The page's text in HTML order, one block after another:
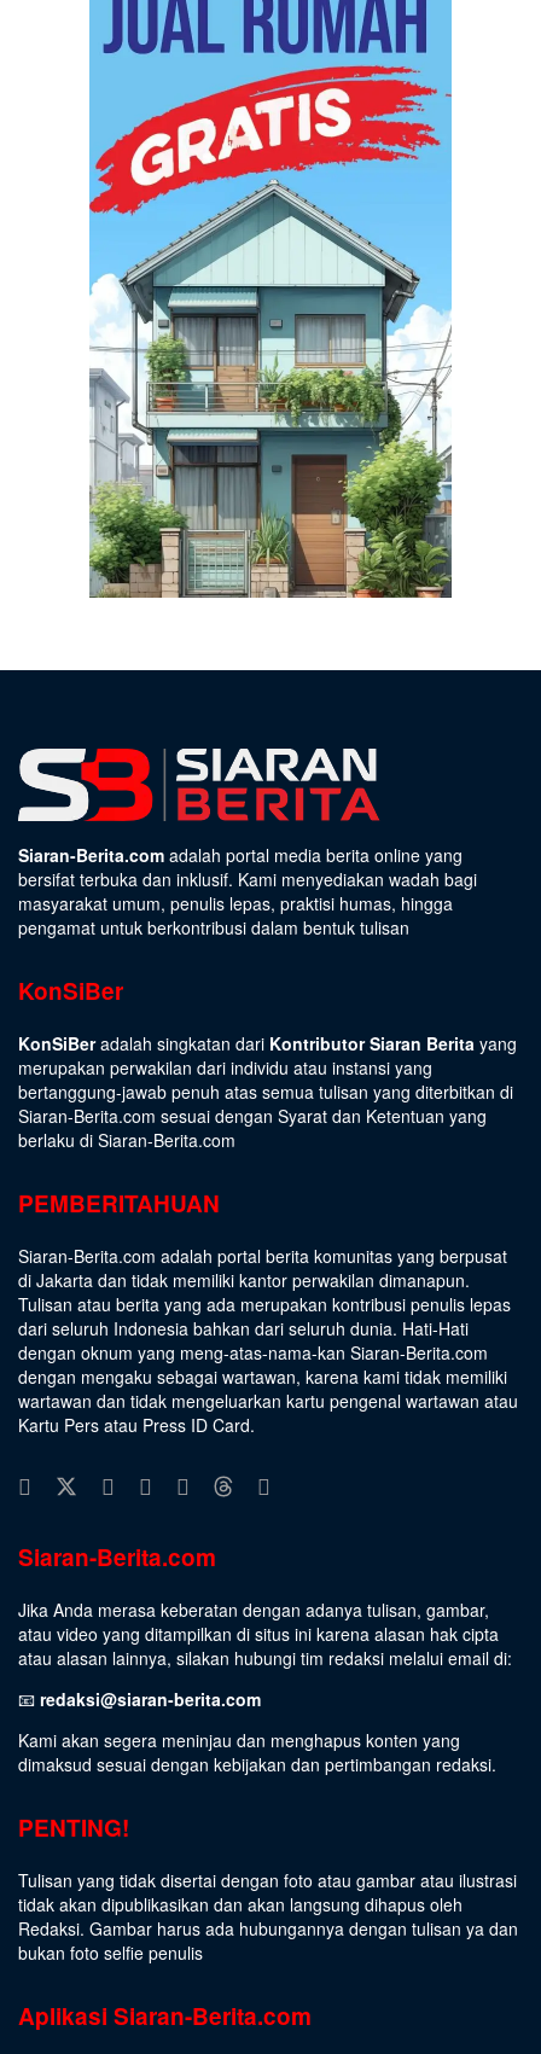
Siaran-Berita.com adalah portal media berita online yang
bersifat terbuka dan inklusif. Kami menyediakan wadah bagi
masyarakat umum, penulis lepas, praktisi humas, hingga
pengamat untuk berkontribusi dalam bentuk tulisan
KonSiBer
KonSiBeradalah singkatan dari Kontributor Siaran Berita yang
merupakan perwakilan dari individu atau instansi yang
bertanggung-jawab penuh atas semua tulisan yang diterbitkan di
Siaran-Berita.com sesuai dengan Syarat dan Ketentuan yang
berlaku di Siaran-Berita.com
PEMBERITAHUAN
Siaran-Berita.com adalah portal berita komunitas yang berpusat
di Jakarta dan tidak memiliki kantor perwakilan dimanapun.
Tulisan atau berita yang ada merupakan kontribusi penulis lepas
dari seluruh Indonesia bahkan dari seluruh dunia. Hati-Hati
dengan oknum yang meng-atas-nama-kan Siaran-Berita.com
dengan mengaku sebagai wartawan, karena kami tidak memiliki
wartawan dan tidak mengeluarkan kartu pengenal wartawan atau
Kartu Pers atau Press ID Card.
Siaran-Berita.com
Jika Anda merasa keberatan dengan adanya tulisan, gambar,
atau video yang ditampilkan di situs ini karena alasan hak cipta
atau alasan lainnya, silakan hubungi tim redaksi melalui email di:
📧 redaksi@siaran-berita.com
Kami akan segera meninjau dan menghapus konten yang
dimaksud sesuai dengan kebijakan dan pertimbangan redaksi.
PENTING!
Tulisan yang tidak disertai dengan foto atau gambar atau ilustrasi
tidak akan dipublikasikan dan akan langsung dihapus oleh
Redaksi. Gambar harus ada hubungannya dengan tulisan ya dan
bukan foto selfie penulis
Aplikasi Siaran-Berita.com